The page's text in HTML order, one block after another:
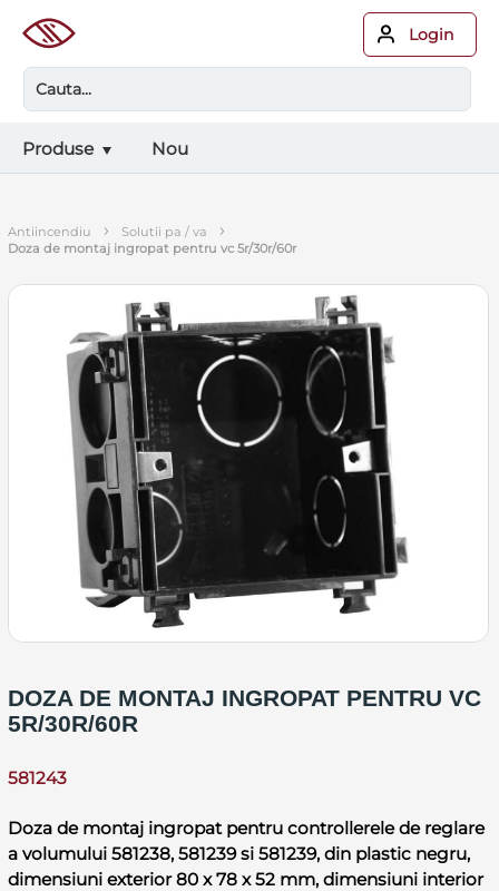
Login
Produse Nou
antiincendiu › solutii pa / va ›
doza de montaj ingropat pentru vc 5r/30r/60r
DOZA DE MONTAJ INGROPAT PENTRU VC
5R/30R/60R
581243
Doza de montaj ingropat pentru controllerele de reglare
a volumului 581238, 581239 si 581239, din plastic negru,
dimensiuni exterior 80 x 78 x 52 mm, dimensiuni interior